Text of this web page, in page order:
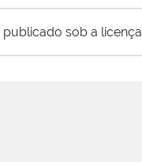
sob a licença